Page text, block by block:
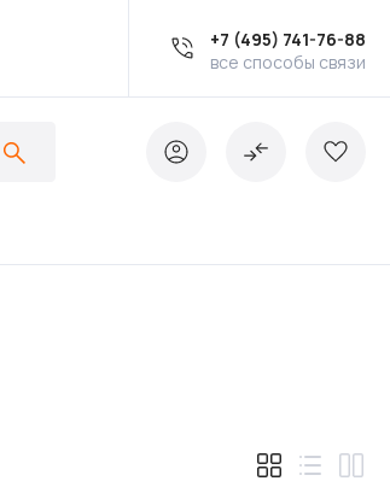
+7 (495) 741-76-88
все способы связи